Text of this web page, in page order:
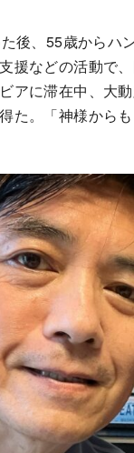
後、55歳からハ
援などの活動で
アに滞在中、大
た。「神様から